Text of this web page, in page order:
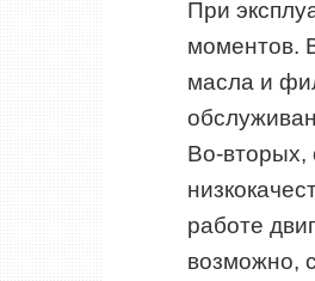
При
моментов.
масла и
Во-вторых,
работе
возможно,